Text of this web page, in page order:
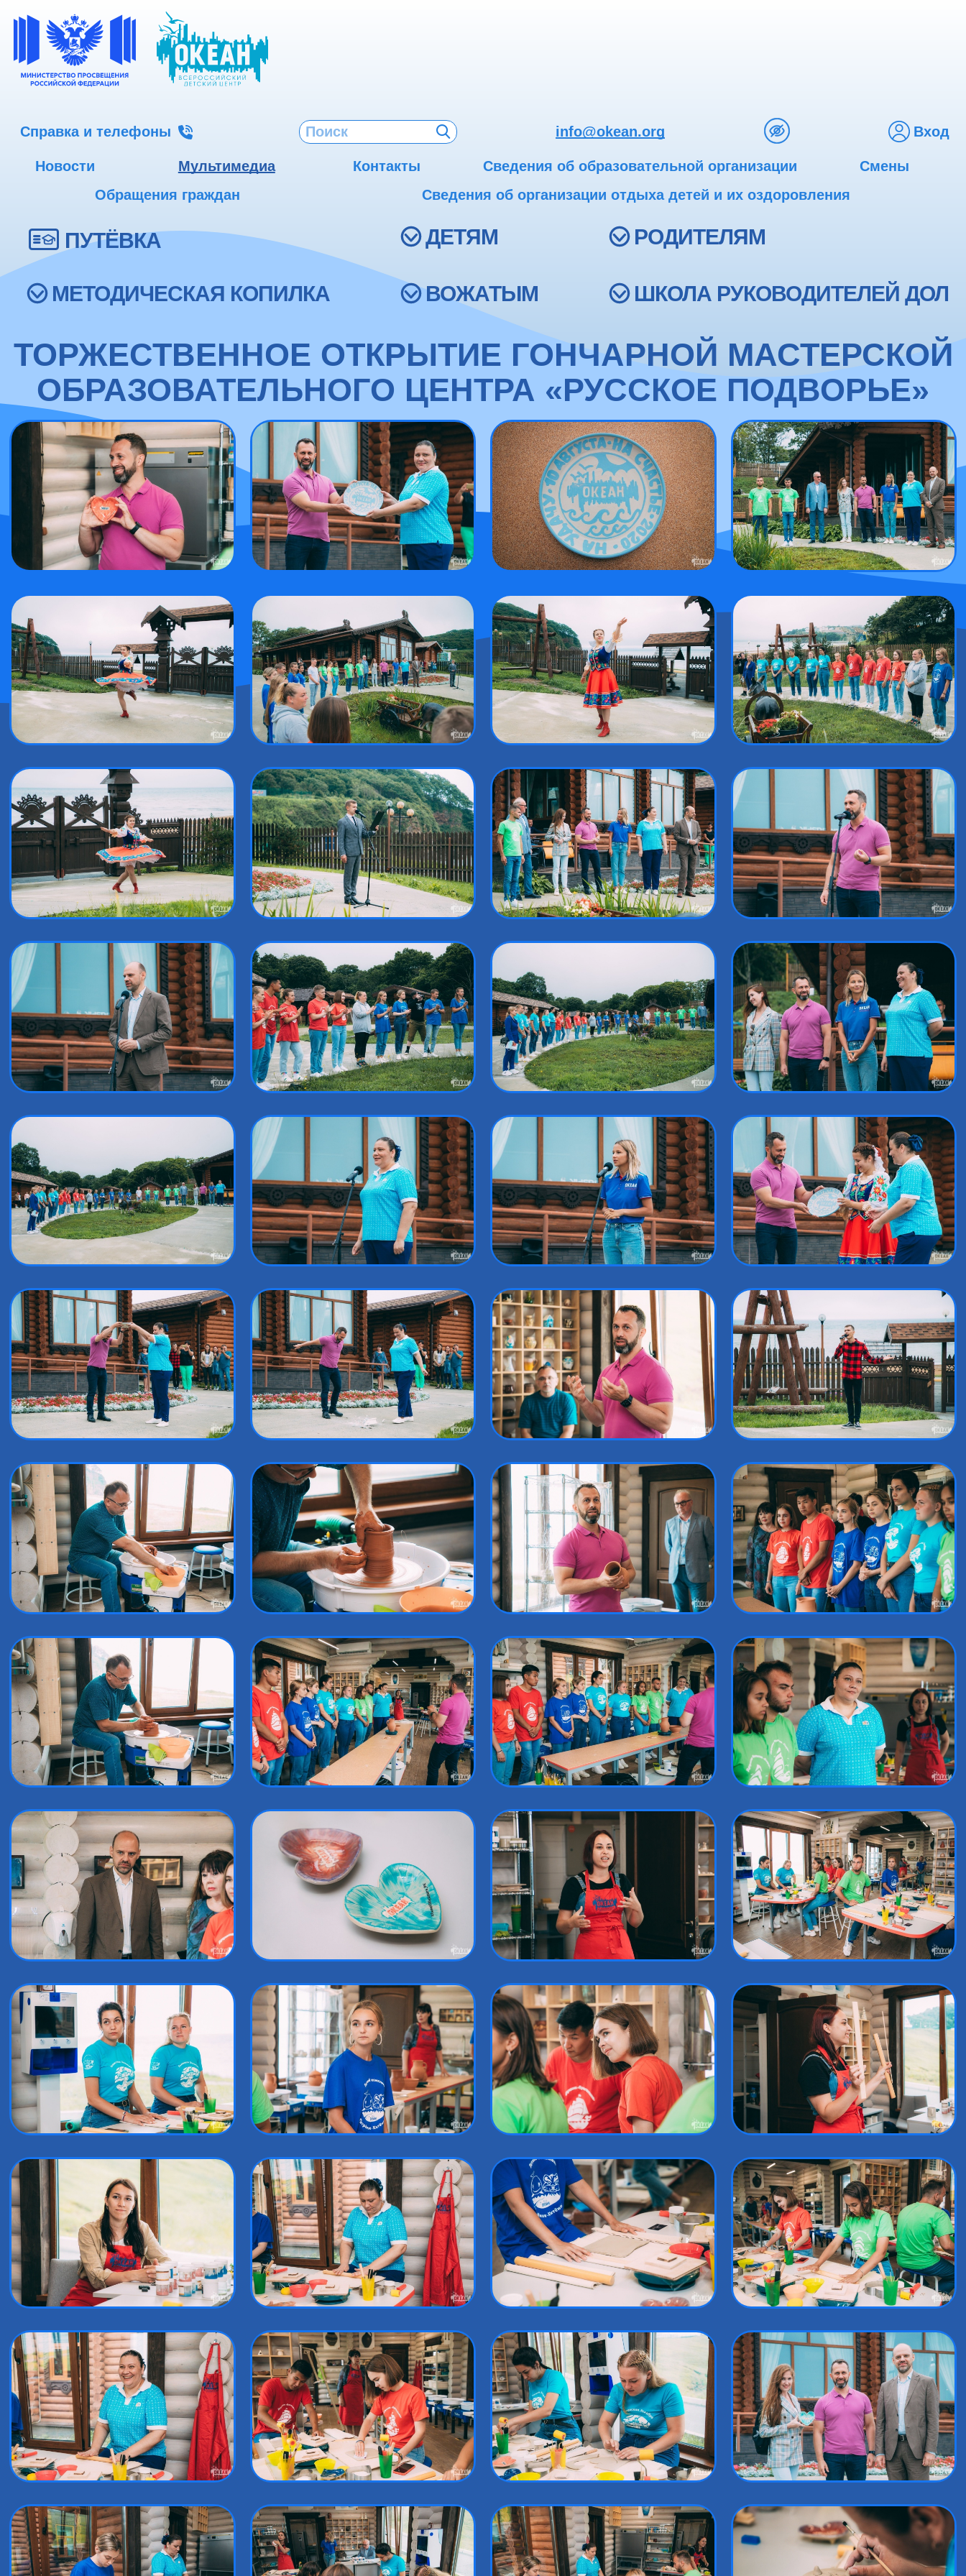
Справка и телефоны info@okean.org Вход
Новости Мультимедиа Контакты Сведения об образовательной организации
Смены
Обращения граждан
Сведения об организации отдыха детей и их оздоровления
ПУТЁВКА ДЕТЯМ РОДИТЕЛЯМ
МЕТОДИЧЕСКАЯ КОПИЛКА ВОЖАТЫМ ШКОЛА РУКОВОДИТЕЛЕЙ ДОЛ
ТОРЖЕСТВЕННОЕ ОТКРЫТИЕ ГОНЧАРНОЙ МАСТЕРСКОЙ
ОБРАЗОВАТЕЛЬНОГО ЦЕНТРА «РУССКОЕ ПОДВОРЬЕ»